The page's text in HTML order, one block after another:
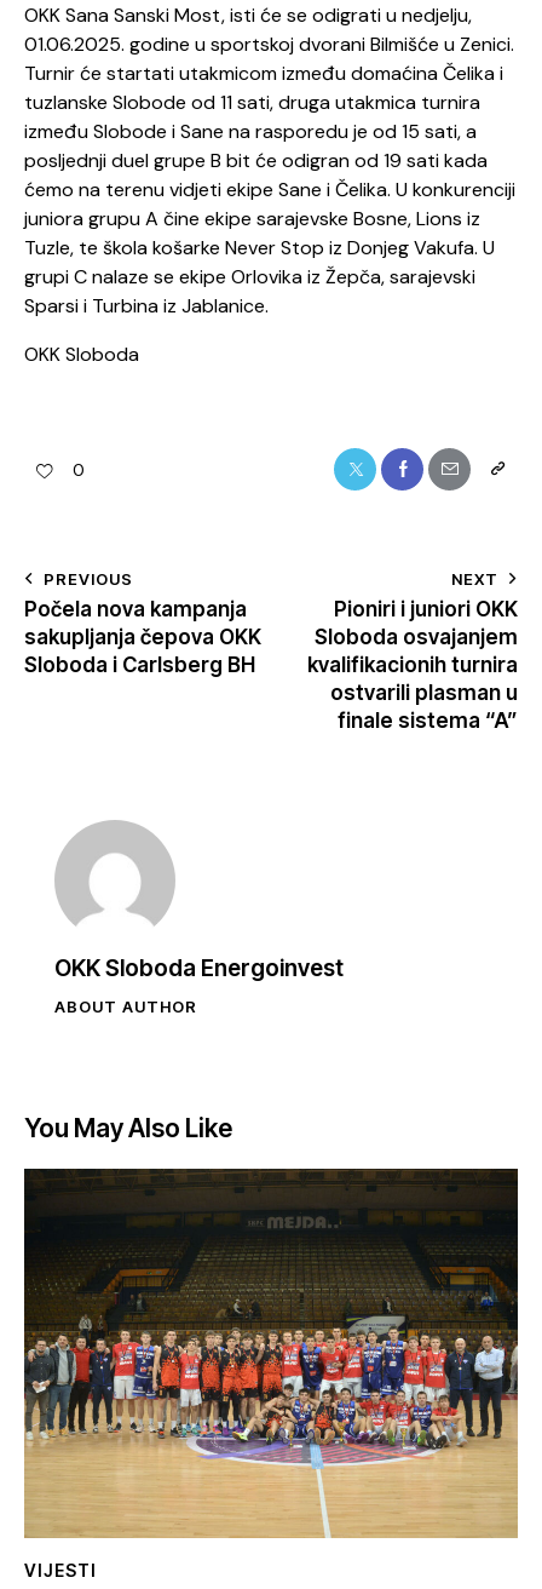
OKK Sana Sanski Most, isti će se odigrati u nedjelju,
01.06.2025. godine u sportskoj dvorani Bilmišće u Zenici.
Turnir će startati utakmicom između domaćina Čelika i
tuzlanske Slobode od 11 sati, druga utakmica turnira
između Slobode i Sane na rasporedu je od 15 sati, a
posljednji duel grupe B bit će odigran od 19 sati kada
ćemo na terenu vidjeti ekipe Sane i Čelika. U konkurenciji
juniora grupu A čine ekipe sarajevske Bosne, Lions iz
Tuzle, te škola košarke Never Stop iz Donjeg Vakufa. U
grupi C nalaze se ekipe Orlovika iz Žepča, sarajevski
Sparsi i Turbina iz Jablanice.
OKK Sloboda
0
PREVIOUS
Počela nova kampanja
sakupljanja čepova OKK
Sloboda i Carlsberg BH
NEXT
Pioniri i juniori OKK
Sloboda osvajanjem
kvalifikacionih turnira
ostvarili plasman u
finale sistema “A”
OKK Sloboda Energoinvest
ABOUT AUTHOR
You May Also Like
VIJESTI